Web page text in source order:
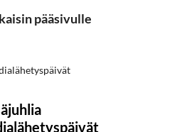
pääsivulle